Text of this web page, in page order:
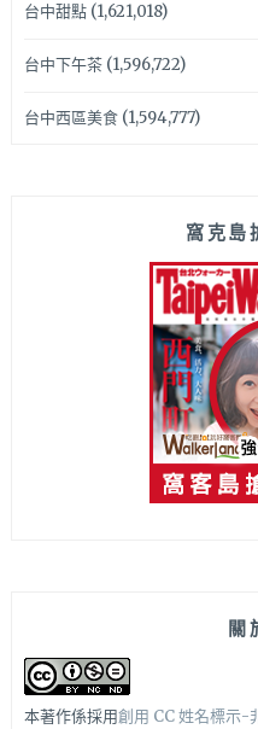
台中甜點(1,621,018)
台中下午茶(1,596,722)
台中西區美食(1,594,777)
窩克島
關
本著作係採用創用 CC 姓名標示-